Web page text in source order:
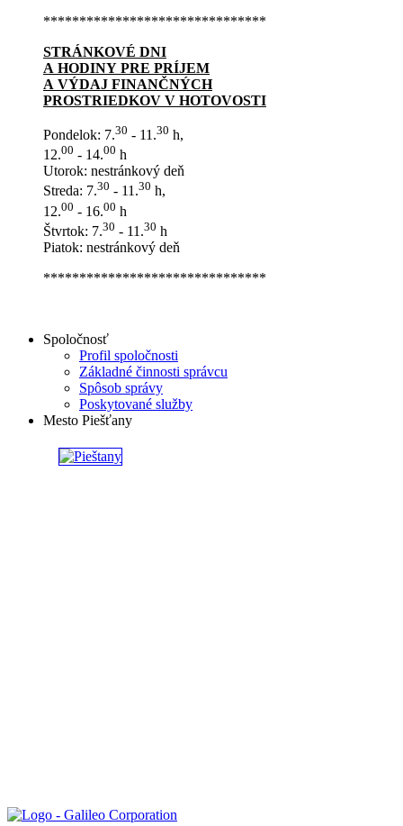
*******************************
STRÁNKOVÉ DNI
A HODINY PRE PRÍJEM
A VÝDAJ FINANČNÝCH
PROSTRIEDKOV V HOTOVOSTI
Pondelok: 7.30 - 11.30 h,
12.00 - 14.00 h
Utorok: nestránkový deň
Streda: 7.30 - 11.30 h,
12.00 - 16.00 h
Štvrtok: 7.30 - 11.30 h
Piatok: nestránkový deň
*******************************
Spoločnosť
Profil spoločnosti
Základné činnosti správcu
Spôsob správy
Poskytované služby
Mesto Piešťany